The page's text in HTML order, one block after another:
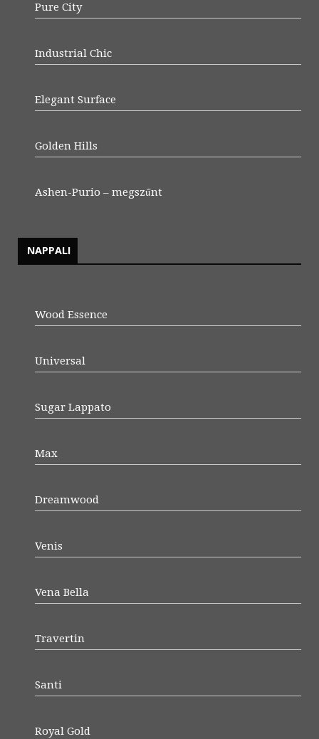
Pure City
Industrial Chic
Elegant Surface
Golden Hills
Ashen-Purio – megszűnt
NAPPALI
Wood Essence
Universal
Sugar Lappato
Max
Dreamwood
Venis
Vena Bella
Travertin
Santi
Royal Gold